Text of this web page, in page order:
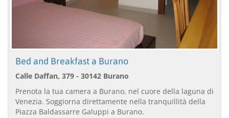
Bed and Breakfast a Burano
Calle Daffan, 379 - 30142 Burano
Prenota la tua camera a Burano, nel cuore della laguna di
Venezia. Soggiorna direttamente nella tranquillità della
Piazza Baldassarre Galuppi a Burano.